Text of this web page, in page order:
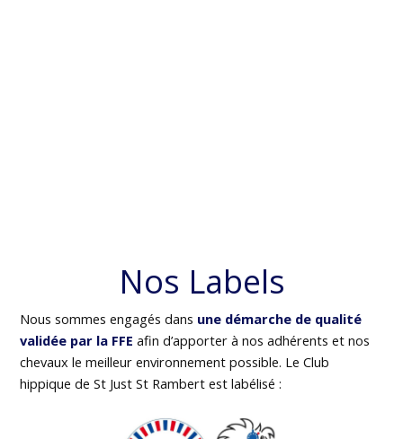
Nos Labels
Nous sommes engagés dans une démarche de qualité
validée par la FFE afin d’apporter à nos adhérents et nos
chevaux le meilleur environnement possible. Le Club
hippique de St Just St Rambert est labélisé :